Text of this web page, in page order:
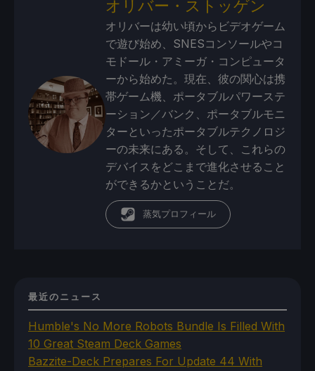
オリバー・ストッゲン
オリバーは幼い頃からビデオゲーム
で遊び始め、SNESコンソールやコ
モドール・アミーガ・コンピュータ
ーから始めた。現在、彼の関心は携
帯ゲーム機、ポータブルパワーステ
ーション／バンク、ポータブルモニ
ターといったポータブルテクノロジ
ーの未来にある。そして、これらの
デバイスをどこまで進化させること
ができるかということだ。
蒸気プロフィール
最近のニュース
Humble's No More Robots Bundle Is Filled With
10 Great Steam Deck Games
Bazzite-Deck Prepares For Update 44 With